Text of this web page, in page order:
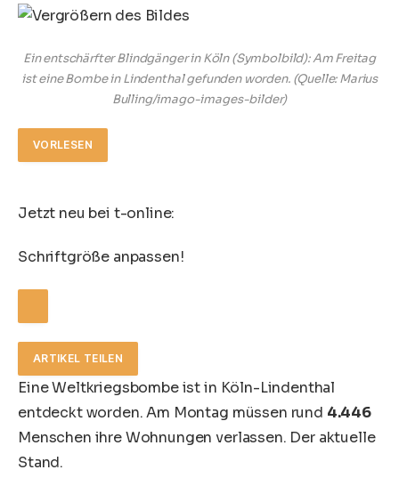
Ein entschärfter Blindgänger in Köln (Symbolbild): Am Freitag
ist eine Bombe in Lindenthal gefunden worden.(Quelle: Marius
Bulling/imago-images-bilder)
VORLESEN
Jetzt neu bei t-online:
Schriftgröße anpassen!
ARTIKEL TEILEN
Eine Weltkriegsbombe ist in Köln-Lindenthal
entdeckt worden. Am Montag müssen rund 4.446
Menschen ihre Wohnungen verlassen. Der aktuelle
Stand.